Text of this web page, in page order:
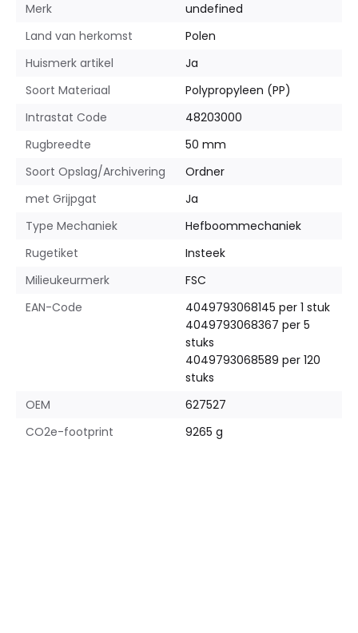
Merk
undefined
Land van herkomst
Polen
Huismerk artikel
Ja
Soort Materiaal
Polypropyleen (PP)
Intrastat Code
48203000
Rugbreedte
50 mm
Soort Opslag/Archivering
Ordner
met Grijpgat
Ja
Type Mechaniek
Hefboommechaniek
Rugetiket
Insteek
Milieukeurmerk
FSC
EAN-Code
4049793068145 per 1 stuk
4049793068367 per 5
stuks
4049793068589 per 120
stuks
OEM
627527
CO2e-footprint
9265 g